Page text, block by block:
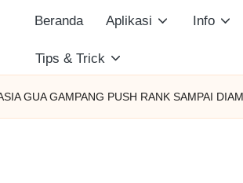
Beranda Aplikasi Info
Tips & Trick
GUA GAMPANG PUSH RANK SAMPAI